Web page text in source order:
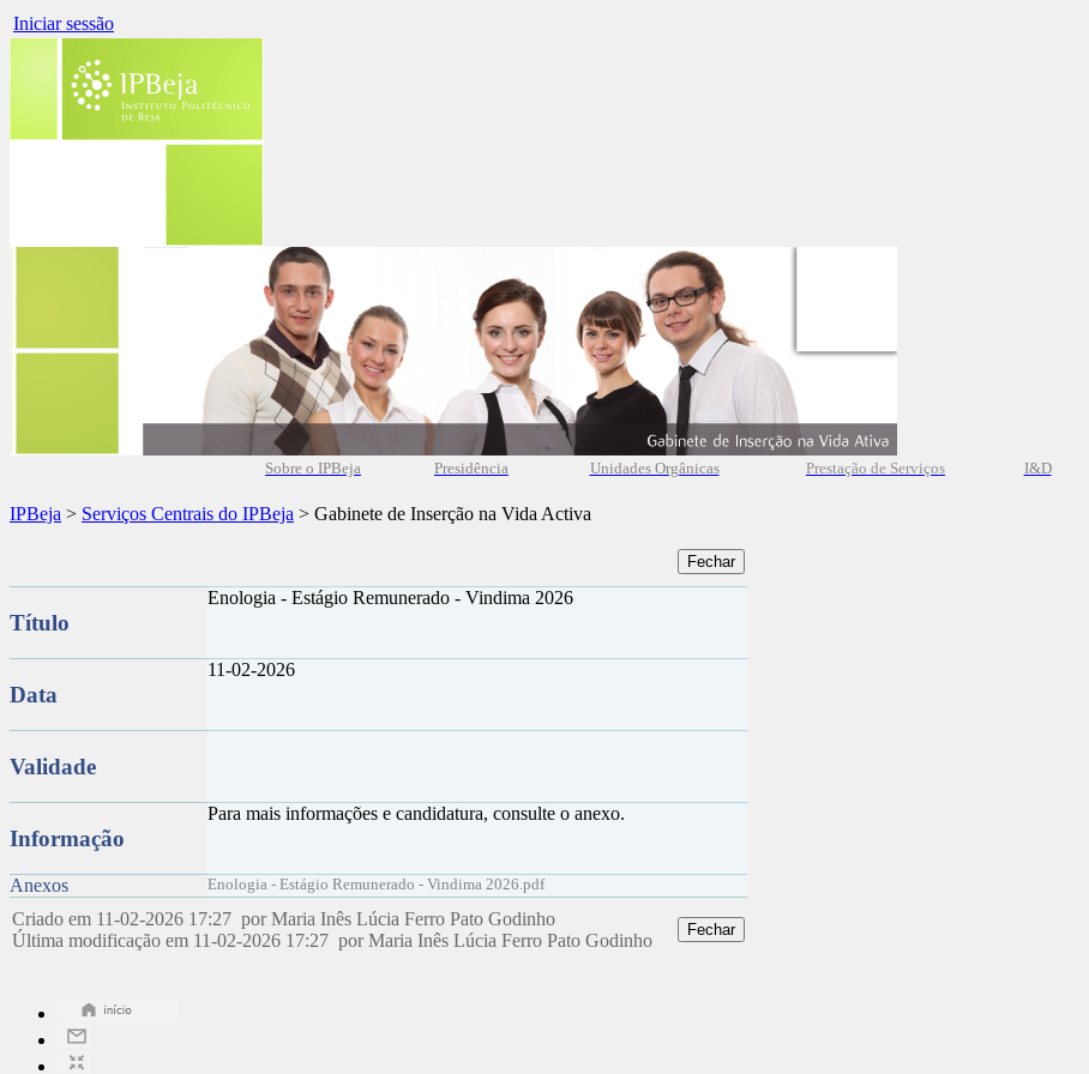
Iniciar sessão
Sobre o IPBeja Presidência Unidades Orgânicas Prestação de Serviços I&D
IPBeja > Serviços Centrais do IPBeja > Gabinete de Inserção na Vida Activa
Título
Enologia - Estágio Remunerado - Vindima 2026
Data
11-02-2026
Validade
Informação
Para mais informações e candidatura, consulte o anexo.
Anexos Enologia - Estágio Remunerado - Vindima 2026.pdf
Criado em 11-02-2026 17:27 por Maria Inês Lúcia Ferro Pato Godinho
Última modificação em 11-02-2026 17:27 por Maria Inês Lúcia Ferro Pato Godinho